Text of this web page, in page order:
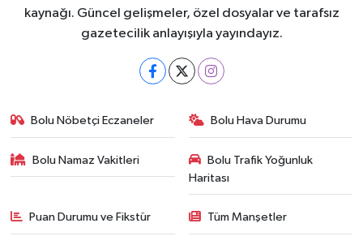
kaynağı. Güncel gelişmeler, özel dosyalar ve tarafsız
gazetecilik anlayışıyla yayındayız.
Bolu Nöbetçi Eczaneler Bolu Hava Durumu
Bolu Namaz Vakitleri
Bolu Trafik Yoğunluk
Haritası
Puan Durumu ve Fikstür Tüm Manşetler